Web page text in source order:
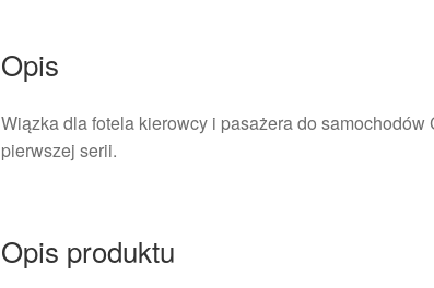
Opis
Wiązka dla fotela kierowcy i pasażera do samochodów
pierwszej serii.
Opis produktu